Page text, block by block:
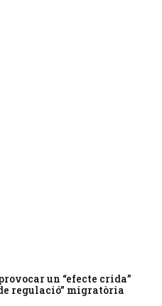
un “efecte crida”
regulació” migratòria